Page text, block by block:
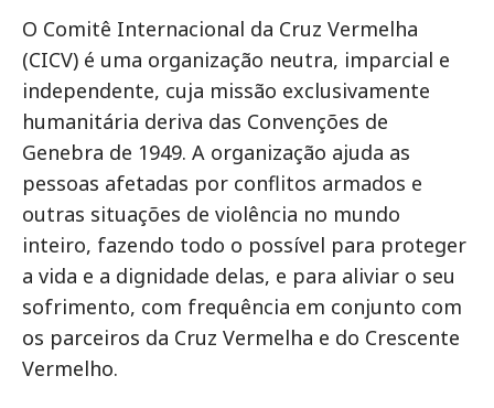
O Comitê Internacional da Cruz Vermelha
(CICV) é uma organização neutra, imparcial e
independente, cuja missão exclusivamente
humanitária deriva das Convenções de
Genebra de 1949. A organização ajuda as
pessoas afetadas por conflitos armados e
outras situações de violência no mundo
inteiro, fazendo todo o possível para proteger
a vida e a dignidade delas, e para aliviar o seu
sofrimento, com frequência em conjunto com
os parceiros da Cruz Vermelha e do Crescente
Vermelho.